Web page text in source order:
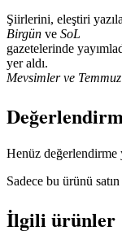
Şiirlerini, eleştiri
Birgün ve SoL
gazetelerinde
yer aldı.
Mevsimler ve
Henüz değerlendirme
Sadece bu ürünü
İlgili ürünler